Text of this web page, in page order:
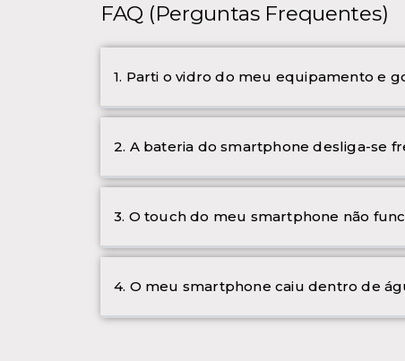
FAQ (Perguntas Frequentes)
1. Parti o vidro do meu equipamento e
2. A bateria do smartphone desliga-se
3. O touch do meu smartphone não
4. O meu smartphone caiu dentro de